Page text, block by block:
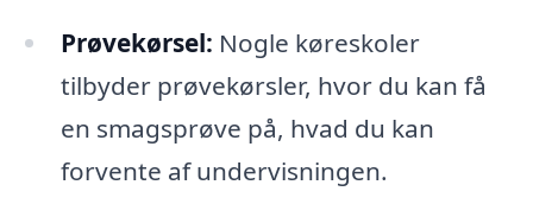
Prøvekørsel: Nogle køreskoler
tilbyder prøvekørsler, hvor du kan få
en smagsprøve på, hvad du kan
forvente af undervisningen.